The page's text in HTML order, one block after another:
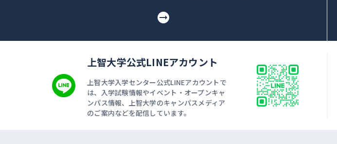
上智大学公式LINEアカウント
上智大学入学センター公式LINEアカウントで
は、入学試験情報やイベント・オープンキャ
ンパス情報、上智大学のキャンパスメディア
のご案内などを配信しています。